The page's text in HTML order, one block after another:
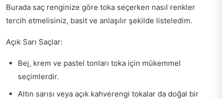
Burada saç renginize göre toka seçerken nasıl renkler
tercih etmelisiniz, basit ve anlaşılır şekilde listeledim.
Açık Sarı Saçlar:
Bej, krem ve pastel tonları toka için mükemmel
seçimlerdir.
Altın sarısı veya açık kahverengi tokalar da doğal bir